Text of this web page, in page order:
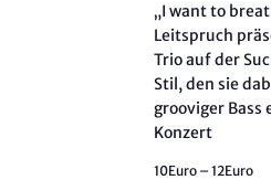
Kontraste
„I want to
Leitspruch
Trio auf der
Stil, den sie
grooviger
Konzert
10Euro – 12Euro